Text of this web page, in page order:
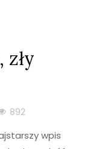
zły
892
wpis